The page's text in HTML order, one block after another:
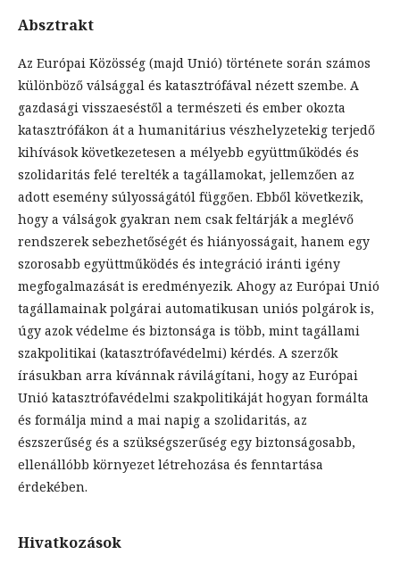
Absztrakt
Az Európai Közösség (majd Unió) története során számos
különböző válsággal és katasztrófával nézett szembe. A
gazdasági visszaeséstől a természeti és ember okozta
katasztrófákon át a humanitárius vészhelyzetekig terjedő
kihívások következetesen a mélyebb együttműködés és
szolidaritás felé terelték a tagállamokat, jellemzően az
adott esemény súlyosságától függően. Ebből következik,
hogy a válságok gyakran nem csak feltárják a meglévő
rendszerek sebezhetőségét és hiányosságait, hanem egy
szorosabb együttműködés és integráció iránti igény
megfogalmazását is eredményezik. Ahogy az Európai Unió
tagállamainak polgárai automatikusan uniós polgárok is,
úgy azok védelme és biztonsága is több, mint tagállami
szakpolitikai (katasztrófavédelmi) kérdés. A szerzők
írásukban arra kívánnak rávilágítani, hogy az Európai
Unió katasztrófavédelmi szakpolitikáját hogyan formálta
és formálja mind a mai napig a szolidaritás, az
észszerűség és a szükségszerűség egy biztonságosabb,
ellenállóbb környezet létrehozása és fenntartása
érdekében.
Hivatkozások